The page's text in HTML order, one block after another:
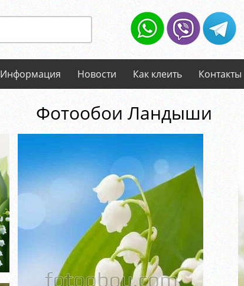
Информация Новости Как клеить Контакты
Фотообои Ландыши